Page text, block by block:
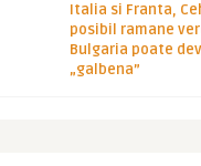
Italia si Franta,
posibil ramane
Bulgaria poate
„galbena”